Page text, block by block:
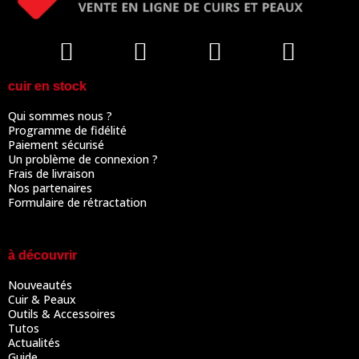
cuir en stock
Qui sommes nous ?
Programme de fidélité
Paiement sécurisé
Un problème de connexion ?
Frais de livraison
Nos partenaires
Formulaire de rétractation
à découvrir
Nouveautés
Cuir & Peaux
Outils & Accessoires
Tutos
Actualités